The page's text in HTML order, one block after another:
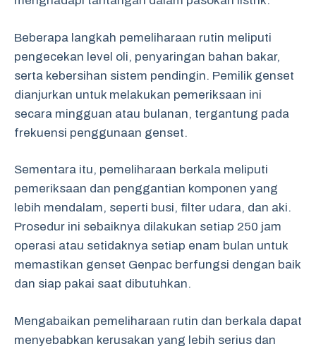
Beberapa langkah pemeliharaan rutin meliputi
pengecekan level oli, penyaringan bahan bakar,
serta kebersihan sistem pendingin. Pemilik genset
dianjurkan untuk melakukan pemeriksaan ini
secara mingguan atau bulanan, tergantung pada
frekuensi penggunaan genset.
Sementara itu, pemeliharaan berkala meliputi
pemeriksaan dan penggantian komponen yang
lebih mendalam, seperti busi, filter udara, dan aki.
Prosedur ini sebaiknya dilakukan setiap 250 jam
operasi atau setidaknya setiap enam bulan untuk
memastikan genset Genpac berfungsi dengan baik
dan siap pakai saat dibutuhkan.
Mengabaikan pemeliharaan rutin dan berkala dapat
menyebabkan kerusakan yang lebih serius dan